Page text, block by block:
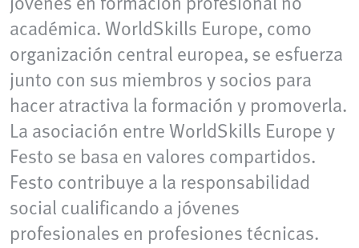
académica. WorldSkills Europe, como
organización central europea, se esfuerza
junto con sus miembros y socios para
hacer atractiva la formación y promoverla.
La asociación entre WorldSkills Europe y
Festo se basa en valores compartidos.
Festo contribuye a la responsabilidad
social cualificando a jóvenes
profesionales en profesiones técnicas.